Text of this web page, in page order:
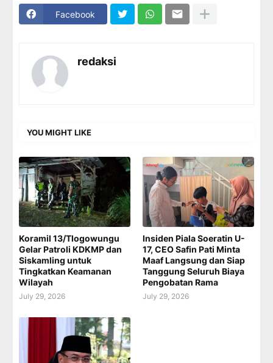
Facebook
redaksi
YOU MIGHT LIKE
Koramil 13/Tlogowungu
Gelar Patroli KDKMP dan
Siskamling untuk
Tingkatkan Keamanan
Wilayah
July 29, 2026
Insiden Piala Soeratin U-
17, CEO Safin Pati Minta
Maaf Langsung dan Siap
Tanggung Seluruh Biaya
Pengobatan Rama
July 29, 2026